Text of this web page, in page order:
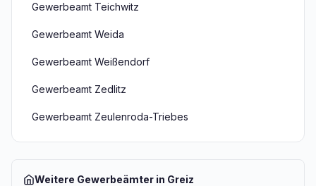
Gewerbeamt Teichwitz
Gewerbeamt Weida
Gewerbeamt Weißendorf
Gewerbeamt Zedlitz
Gewerbeamt Zeulenroda-Triebes
Weitere Gewerbeämter in Greiz